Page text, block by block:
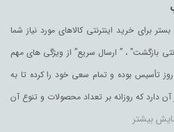
برای خرید اینترنتی کالاهای مورد نیاز شما
بازگشت” ، ” ارسال سریع” از ویژگی های مهم
تأسیس بوده و تمام سعی خود را کرده تا به
دارد که روزانه بر تعداد محصولات و تنوع آن
نوع سلیقه را در خرید محصولات اینترنتی مرتفع
بیشتر